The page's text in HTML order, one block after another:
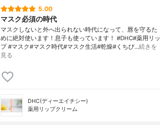
5.00
マスク必須の時代
マスクしないと外へ出られない時代になって、唇を守るた
めに絶対使います！息子も使っています！ #DHC#薬用リッ
プ #マスク#マスク時代#マスク生活#乾燥#くちび…続きを
見る
DHC(ディーエイチシー)
薬用リップクリーム